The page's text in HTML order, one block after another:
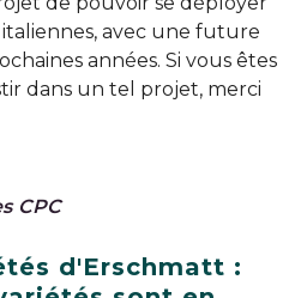
avec une future
années. Si vous êtes
dans un tel projet, merci
CPC
d'Erschmatt :